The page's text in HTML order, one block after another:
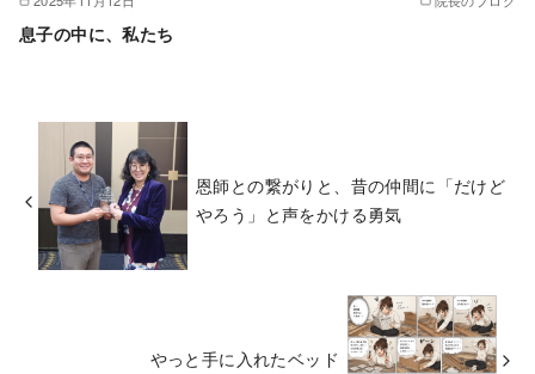
息子の中に、私たち
恩師との繋がりと、昔の仲間に「だけど
やろう」と声をかける勇気
やっと手に入れたベッド